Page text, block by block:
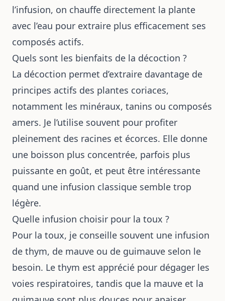
l’infusion, on chauffe directement la plante
avec l’eau pour extraire plus efficacement ses
composés actifs.
Quels sont les bienfaits de la décoction ?
La décoction permet d’extraire davantage de
principes actifs des plantes coriaces,
notamment les minéraux, tanins ou composés
amers. Je l’utilise souvent pour profiter
pleinement des racines et écorces. Elle donne
une boisson plus concentrée, parfois plus
puissante en goût, et peut être intéressante
quand une infusion classique semble trop
légère.
Quelle infusion choisir pour la toux ?
Pour la toux, je conseille souvent une infusion
de thym, de mauve ou de guimauve selon le
besoin. Le thym est apprécié pour dégager les
voies respiratoires, tandis que la mauve et la